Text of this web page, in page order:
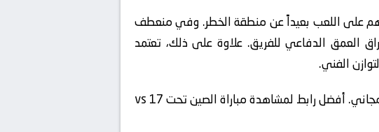
على اللعب بعيداً عن منطقة الخطر. وفي منعطف
العمق الدفاعي للفريق. علاوة على ذلك، تعتمد
🔴 أين تشاهد مباراة الصين تحت 17 ضد أستراليا تحت 17 مباشرة؟ إليك أفضل رابط بث مباشر مجاني. أفضل رابط لمشاهدة مباراة الصين تحت 17 vs